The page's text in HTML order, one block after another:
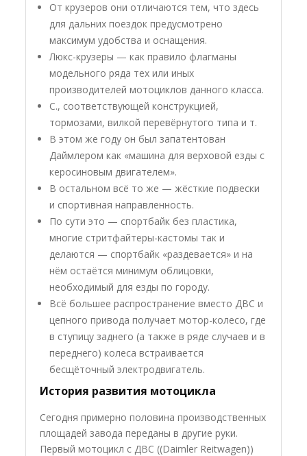
От крузеров они отличаются тем, что здесь
для дальних поездок предусмотрено
максимум удобства и оснащения.
Люкс-крузеры — как правило флагманы
модельного ряда тех или иных
производителей мотоциклов данного класса.
С., соответствующей конструкцией,
тормозами, вилкой перевёрнутого типа и т.
В этом же году он был запатентован
Даймлером как «машина для верховой езды с
керосиновым двигателем».
В остальном всё то же — жёсткие подвески
и спортивная направленность.
По сути это — спортбайк без пластика,
многие стритфайтеры-кастомы так и
делаются — спортбайк «раздевается» и на
нём остаётся минимум облицовки,
необходимый для езды по городу.
Всё большее распространение вместо ДВС и
цепного привода получает мотор-колесо, где
в ступицу заднего (а также в ряде случаев и в
переднего) колеса встраивается
бесщёточный электродвигатель.
История развития мотоцикла
Сегодня примерно половина производственных
площадей завода переданы в другие руки.
Первый мотоцикл с ДВС ((Daimler Reitwagen))